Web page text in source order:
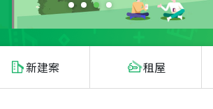
新建案 租屋